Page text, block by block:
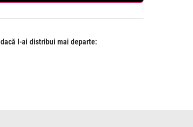
l-ai distribui mai departe: